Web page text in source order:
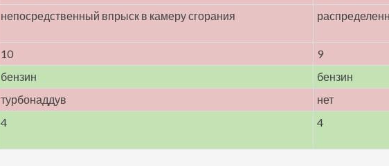
непосредственный впрыск в камеру сгорания
10
9
бензин
бензин
турбонаддув
нет
4 4